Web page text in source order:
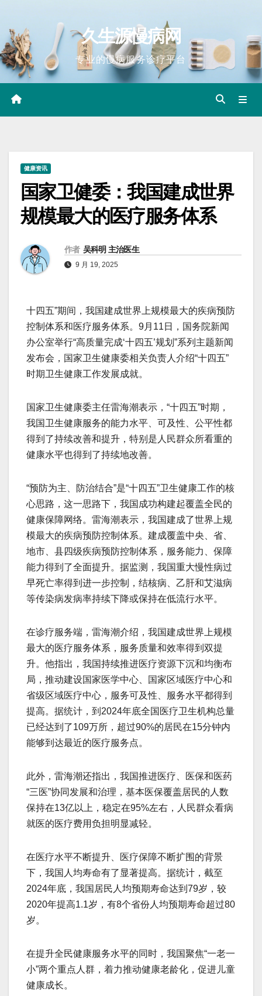
content
久生源慢病网
专业的慢病服务诊疗平台
健康资讯
国家卫健委：我国建成世界
规模最大的医疗服务体系
作者 吴科明 主治医生
9 月 19, 2025
十四五”期间，我国建成世界上规模最大的疾病预防
控制体系和医疗服务体系。9月11日，国务院新闻
办公室举行“高质量完成‘十四五’规划”系列主题新闻
发布会，国家卫生健康委相关负责人介绍“十四五”
时期卫生健康工作发展成就。
国家卫生健康委主任雷海潮表示，“十四五”时期，
我国卫生健康服务的能力水平、可及性、公平性都
得到了持续改善和提升，特别是人民群众所看重的
健康水平也得到了持续地改善。
“预防为主、防治结合”是“十四五”卫生健康工作的核
心思路，这一思路下，我国成功构建起覆盖全民的
健康保障网络。雷海潮表示，我国建成了世界上规
模最大的疾病预防控制体系。建成覆盖中央、省、
地市、县四级疾病预防控制体系，服务能力、保障
能力得到了全面提升。据监测，我国重大慢性病过
早死亡率得到进一步控制，结核病、乙肝和艾滋病
等传染病发病率持续下降或保持在低流行水平。
在诊疗服务端，雷海潮介绍，我国建成世界上规模
最大的医疗服务体系，服务质量和效率得到双提
升。他指出，我国持续推进医疗资源下沉和均衡布
局，推动建设国家医学中心、国家区域医疗中心和
省级区域医疗中心，服务可及性、服务水平都得到
提高。据统计，到2024年底全国医疗卫生机构总量
已经达到了109万所，超过90%的居民在15分钟内
能够到达最近的医疗服务点。
此外，雷海潮还指出，我国推进医疗、医保和医药
“三医”协同发展和治理，基本医保覆盖居民的人数
保持在13亿以上，稳定在95%左右，人民群众看病
就医的医疗费用负担明显减轻。
在医疗水平不断提升、医疗保障不断扩围的背景
下，我国人均寿命有了显著提高。据统计，截至
2024年底，我国居民人均预期寿命达到79岁，较
2020年提高1.1岁，有8个省份人均预期寿命超过80
岁。
在提升全民健康服务水平的同时，我国聚焦“一老一
小”两个重点人群，着力推动健康老龄化，促进儿童
健康成长。